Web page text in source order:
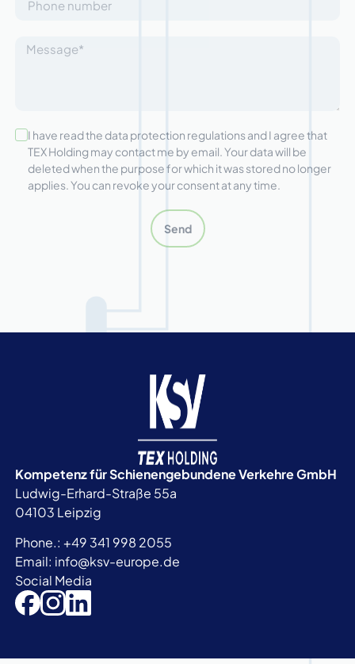
I have read the data protection regulations and I agree that
TEX Holding may contact me by email. Your data will be
deleted when the purpose for which it was stored no longer
applies. You can revoke your consent at any time.
Send
Kompetenz für SchienengebundeneVerkehre GmbH
Ludwig-Erhard-Straße 55a
04103 Leipzig
Phone.: +49 341 998 2055
Email: info@ksv-europe.de
Social Media